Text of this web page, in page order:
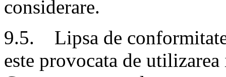
considerare.
9.5. Lipsa de
este provocata de